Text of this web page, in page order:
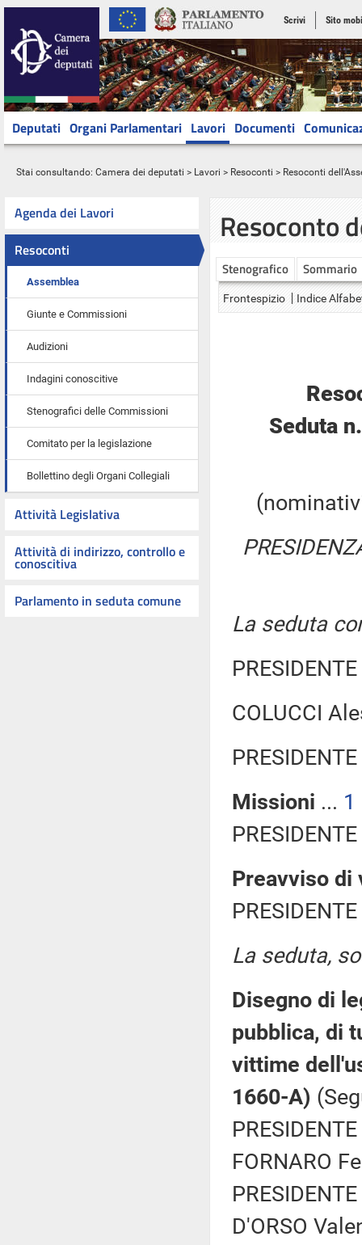
Scrivi Sito
Deputati Organi Parlamentari Lavori Documenti
Stai consultando: Camera dei deputati > Lavori > Resoconti > Resoconti
Agenda dei Lavori
Resoconti
Assemblea
Giunte e Commissioni
Audizioni
Indagini conoscitive
Stenografici delle Commissioni
Comitato per la legislazione
Bollettino degli Organi Collegiali
Attività Legislativa
Attività di indirizzo, controllo e
conoscitiva
Parlamento in seduta comune
Resoconto
Stenografico Sommario
Frontespizio Indice
Seduta
La seduta
COLUCCI
Missioni ... 1
Preavviso di
La seduta,
Disegno di
pubblica, di
vittime
1660-A)
FORNARO
D'ORSO